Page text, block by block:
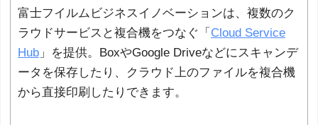
富士フイルムビジネスイノベーションは、複数のク
ラウドサービスと複合機をつなぐ「 Cloud Service
Hub 」を提供。BoxやGoogle Driveなどにスキャンデ
ータを保存したり、クラウド上のファイルを複合機
から直接印刷したりできます。